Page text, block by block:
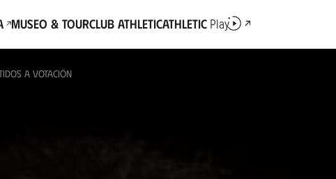
Museo & TourClub AthleticAthletic Play
A VOTACIÓN